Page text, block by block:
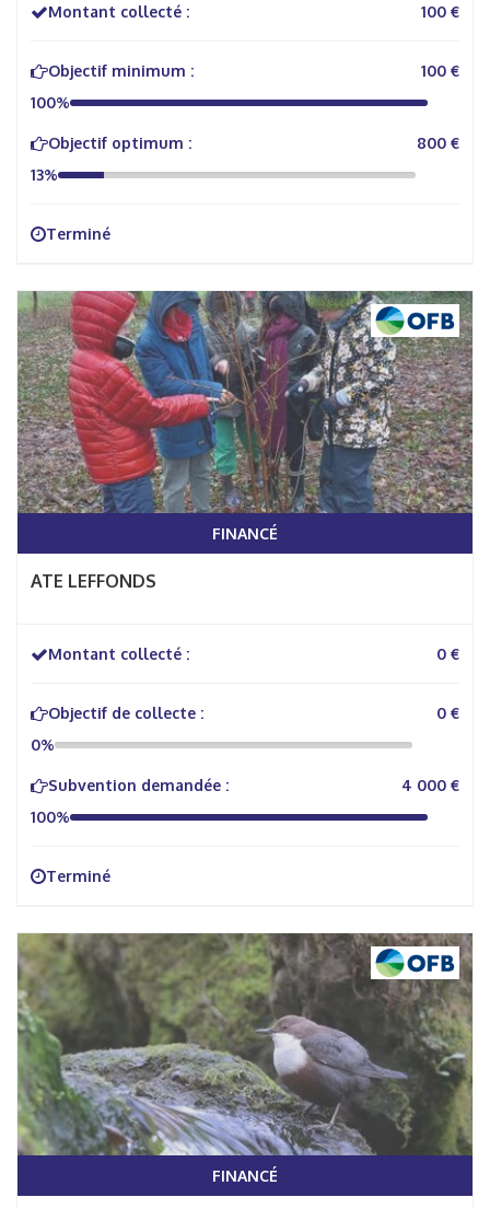
Montant collecté : 100 €
Objectif minimum :
100 €
100%
Objectif optimum :
800 €
13%
Terminé
FINANCÉ
ATE LEFFONDS
Montant collecté : 0 €
Objectif de collecte :
0 €
0%
Subvention demandée :
4 000 €
100%
Terminé
FINANCÉ